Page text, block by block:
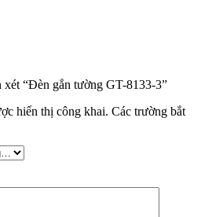
“Đèn gắn tường GT-8133-3”
hiển thị công khai. Các trường bắt